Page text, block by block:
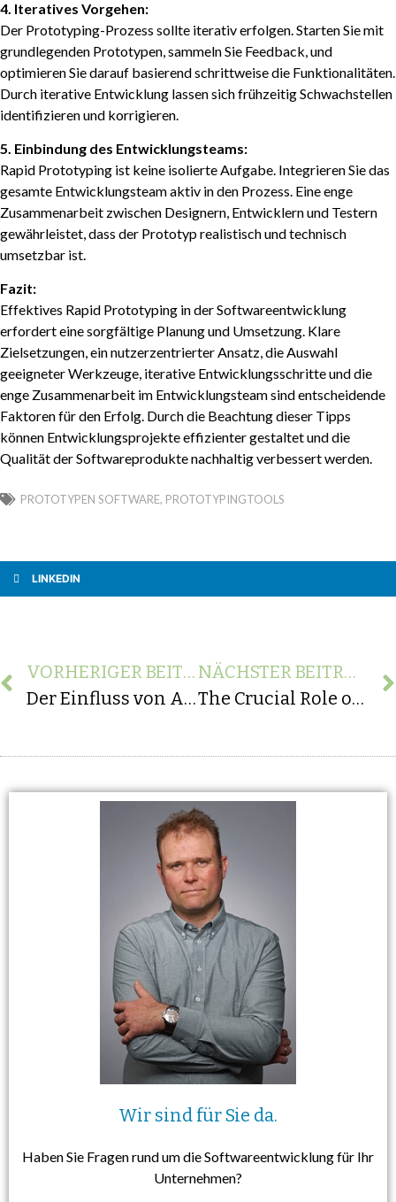
4. Iteratives Vorgehen:
Der Prototyping-Prozess sollte iterativ erfolgen. Starten Sie mit
grundlegenden Prototypen, sammeln Sie Feedback, und
optimieren Sie darauf basierend schrittweise die Funktionalitäten.
Durch iterative Entwicklung lassen sich frühzeitig Schwachstellen
identifizieren und korrigieren.
5. Einbindung des Entwicklungsteams:
Rapid Prototyping ist keine isolierte Aufgabe. Integrieren Sie das
gesamte Entwicklungsteam aktiv in den Prozess. Eine enge
Zusammenarbeit zwischen Designern, Entwicklern und Testern
gewährleistet, dass der Prototyp realistisch und technisch
umsetzbar ist.
Fazit:
Effektives Rapid Prototyping in der Softwareentwicklung
erfordert eine sorgfältige Planung und Umsetzung. Klare
Zielsetzungen, ein nutzerzentrierter Ansatz, die Auswahl
geeigneter Werkzeuge, iterative Entwicklungsschritte und die
enge Zusammenarbeit im Entwicklungsteam sind entscheidende
Faktoren für den Erfolg. Durch die Beachtung dieser Tipps
können Entwicklungsprojekte effizienter gestaltet und die
Qualität der Softwareprodukte nachhaltig verbessert werden.
PROTOTYPEN SOFTWARE, PROTOTYPINGTOOLS
LINKEDIN
VORHERIGER BEITRAG
Der Einfluss von App Agenturen auf die App-Monetarisierung und Umsatzgenerierung
NÄCHSTER BEITRAG
The Crucial Role of Responsive Design in Mobile App Development
Wir sind für Sie da.
Haben Sie Fragen rund um die Softwareentwicklung für Ihr
Unternehmen?